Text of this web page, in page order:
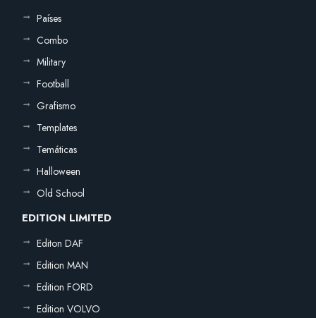
Países
Combo
Military
Football
Grafismo
Templates
Temáticas
Halloween
Old School
EDITION LIMITED
Editon DAF
Edition MAN
Edition FORD
Edition VOLVO